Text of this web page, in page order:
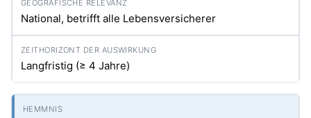
National, betrifft alle Lebensversicherer
Langfristig (≥ 4 Jahre)